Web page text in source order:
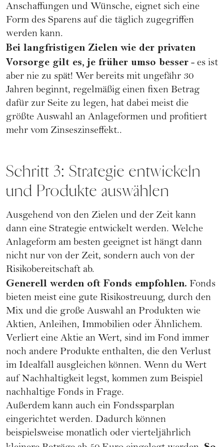
Anschaffungen und Wünsche, eignet sich eine
Form des Sparens auf die täglich zugegriffen
werden kann.
Bei langfristigen Zielen wie der privaten
Vorsorge gilt es, je früher umso besser - es ist
aber nie zu spät! Wer bereits mit ungefähr 30
Jahren beginnt, regelmäßig einen fixen Betrag
dafür zur Seite zu legen, hat dabei meist die
größte Auswahl an Anlageformen und profitiert
mehr vom Zinseszinseffekt..
Schritt 3: Strategie entwickeln
und Produkte auswählen
Ausgehend von den Zielen und der Zeit kann
dann eine Strategie entwickelt werden. Welche
Anlageform am besten geeignet ist hängt dann
nicht nur von der Zeit, sondern auch von der
Risikobereitschaft ab.
Generell werden oft Fonds empfohlen. Fonds
bieten meist eine gute Risikostreuung, durch den
Mix und die große Auswahl an Produkten wie
Aktien, Anleihen, Immobilien oder Ähnlichem.
Verliert eine Aktie an Wert, sind im Fond immer
noch andere Produkte enthalten, die den Verlust
im Idealfall ausgleichen können. Wenn du Wert
auf Nachhaltigkeit legst, kommen zum Beispiel
nachhaltige Fonds in Frage.
Außerdem kann auch ein Fondssparplan
eingerichtet werden. Dadurch können
beispielsweise monatlich oder vierteljährlich